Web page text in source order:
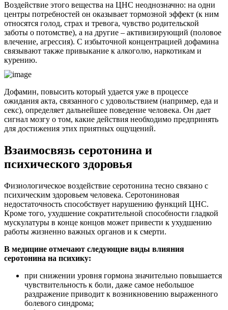
Воздействие этого вещества на ЦНС неоднозначно: на одни
центры потребностей он оказывает тормозной эффект (к ним
относятся голод, страх и тревога, чувство родительской
заботы о потомстве), а на другие – активизирующий (половое
влечение, агрессия). С избыточной концентрацией дофамина
связывают также привыкание к алкоголю, наркотикам и
курению.
Дофамин, повысить который удается уже в процессе
ожидания акта, связанного с удовольствием (например, еда и
секс), определяет дальнейшее поведение человека. Он дает
сигнал мозгу о том, какие действия необходимо предпринять
для достижения этих приятных ощущений.
Взаимосвязь серотонина и
психического здоровья
Физиологическое воздействие серотонина тесно связано с
психическим здоровьем человека. Серотониновая
недостаточность способствует нарушению функций ЦНС.
Кроме того, ухудшение сократительной способности гладкой
мускулатуры в конце концов может привести к ухудшению
работы жизненно важных органов и к смерти.
В медицине отмечают следующие виды влияния
серотонина на психику:
при снижении уровня гормона значительно повышается
чувствительность к боли, даже самое небольшое
раздражение приводит к возникновению выраженного
болевого синдрома;